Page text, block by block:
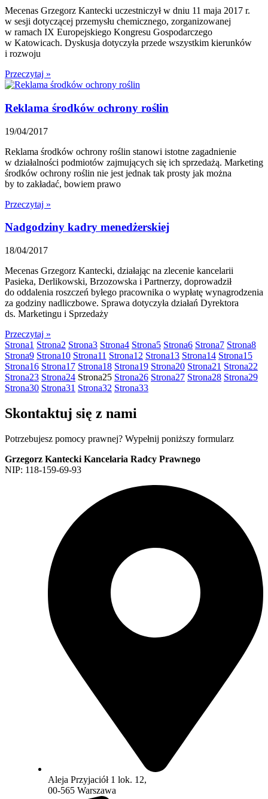
Mecenas Grzegorz Kantecki uczestniczył w dniu 11 maja 2017 r.
w sesji dotyczącej przemysłu chemicznego, zorganizowanej
w ramach IX Europejskiego Kongresu Gospodarczego
w Katowicach. Dyskusja dotyczyła przede wszystkim kierunków
i rozwoju
Przeczytaj »
Reklama środków ochrony roślin
19/04/2017
Reklama środków ochrony roślin stanowi istotne zagadnienie
w działalności podmiotów zajmujących się ich sprzedażą. Marketing
środków ochrony roślin nie jest jednak tak prosty jak można
by to zakładać, bowiem prawo
Przeczytaj »
Nadgodziny kadry menedżerskiej
18/04/2017
Mecenas Grzegorz Kantecki, działając na zlecenie kancelarii
Pasieka, Derlikowski, Brzozowska i Partnerzy, doprowadził
do oddalenia roszczeń byłego pracownika o wypłatę wynagrodzenia
za godziny nadliczbowe. Sprawa dotyczyła działań Dyrektora
ds. Marketingu i Sprzedaży
Przeczytaj »
Strona1 Strona2 Strona3 Strona4 Strona5 Strona6 Strona7 Strona8
Strona9 Strona10 Strona11 Strona12 Strona13 Strona14 Strona15
Strona16 Strona17 Strona18 Strona19 Strona20 Strona21 Strona22
Strona23 Strona24 Strona25 Strona26 Strona27 Strona28 Strona29
Strona30 Strona31 Strona32 Strona33
Skontaktuj się z nami
Potrzebujesz pomocy prawnej? Wypełnij poniższy formularz
Grzegorz Kantecki Kancelaria Radcy Prawnego
NIP: 118-159-69-93
Aleja Przyjaciół 1 lok. 12,
00-565 Warszawa